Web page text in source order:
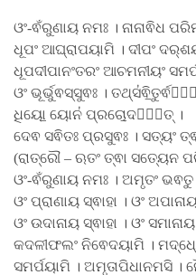
ଓଂ-ଵଁରୁଣାୟ ନମଃ । ନାନାଵିଧ
ଧୂପଂ ଆଘ୍ରାପୟାମି । ଦୀପଂ
ଧୂପଦୀପାନଂତରଂ ଆଚମନୀୟଂ
ଓଂ ଭୂର୍ଭୁଵସ୍ସୁଵଃ ।
ଧିୟୋ॒ ୟୋନ॑ ପ୍ରଚୋ॒ଦୟା᳚ତ୍ ।
ଦେଵ ସଵିତଃ ପ୍ରସୁଵଃ । ସତ୍ୟଂ
(ରାତ୍ରୌ – ଋତଂ ତ୍ଵା ସତ୍ୟେନ
ଓଂ-ଵଁରୁଣାୟ ନମଃ । ଅମୃତଂ
ଓଂ ପ୍ରାଣାୟ ସ୍ଵାହା । ଓଂ
ଓଂ ଉଦାନାୟ ସ୍ଵାହା । ଓଂ
କଦଳୀଫଲଂ ନିଵେଦୟାମି ।
ସମର୍ପୟାମି । ଅମୃତାପିଧାନମସି ।